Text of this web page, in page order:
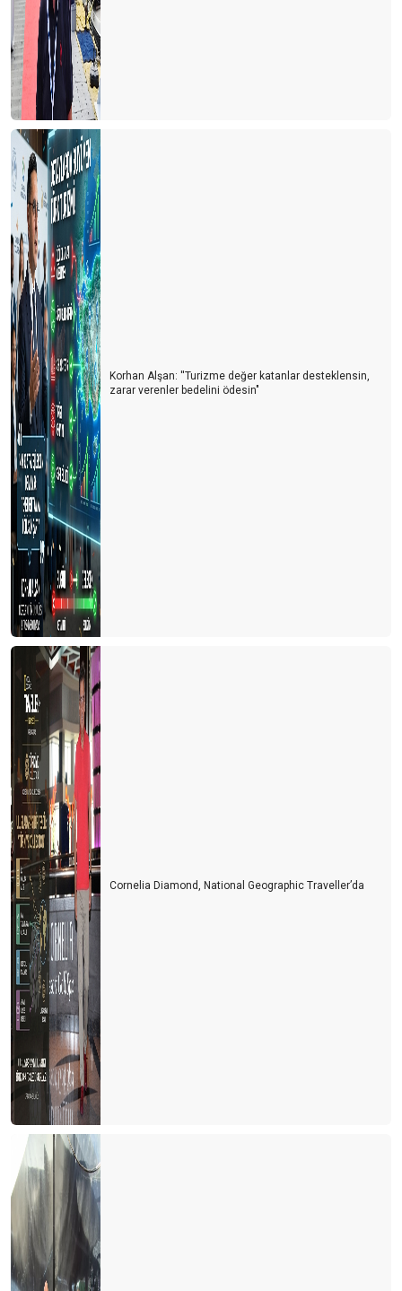
Marka kent Niğde projesi
İstanbul havalimanı
Finans Derneği'nde Yeni dönem
Almanlardan net bir dönüş yok
Döviz kurları her şeyi belirliyor
Fırsat penceresi
İbre otellere dönmeye başladı
Rakamları doğru anlamak
Dünya havacılık sektörü 2018 yılına bakış
Daha çok yolumuz var
2019 fırsat ve tehditleri ile birlikte geliyor
Turizmin ikinci 100 günlük eylem planı
Resort kongresinin ardından
Stratejik Plan
En kötü geride kaldı mı?
Toplumsal Cinsiyet Dengesi
Uzun vade olumlu ama kısa vadeyi geçebilirsek
Stres devam ediyor
Finans sempozyumu
Uçak biletlerindeki artış
Yüksek kur yüksek faizin etkileri
YEP’in turizm yaklaşımı
Havacılık sektöründe örnek bir çalışma “Can’ca Başarı Bursu”-II
İstanbul ve turizm
Kredilerdeki belirsizlik
Turizm sektöründe yatırım hamlesi
Havacılık sektöründe örnek bir çalışma “Can’ca başarı bursu”
Turizm sektöründe 100 günlük eylem planı
Turizmde yeni dönem
TOBB havacılık sektör raporu-ıı
TOBB Türkiye sivil havacılık sektör raporu
Kur seviyesi korunmalı, faizler aşağıya çekilmeli
Vermek ve almak
KUR MU FAİZ Mİ?
Antalya için yararlı bir etkinlik
FAİZ ARTIŞLARININ TURİZM SEKTÖRÜNE ETKİSİ
Erken seçim Turizm ekonomisini nasıl etkileyecek?
Korhan Alşan: ''Turizme değer katanlar desteklensin,
zarar verenler bedelini ödesin"
Cornelia Diamond, National Geographic Traveller’da